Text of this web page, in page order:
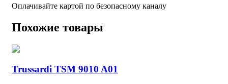
Оплачивайте картой по безопасному каналу
Похожие товары
Trussardi TSM 9010 A01